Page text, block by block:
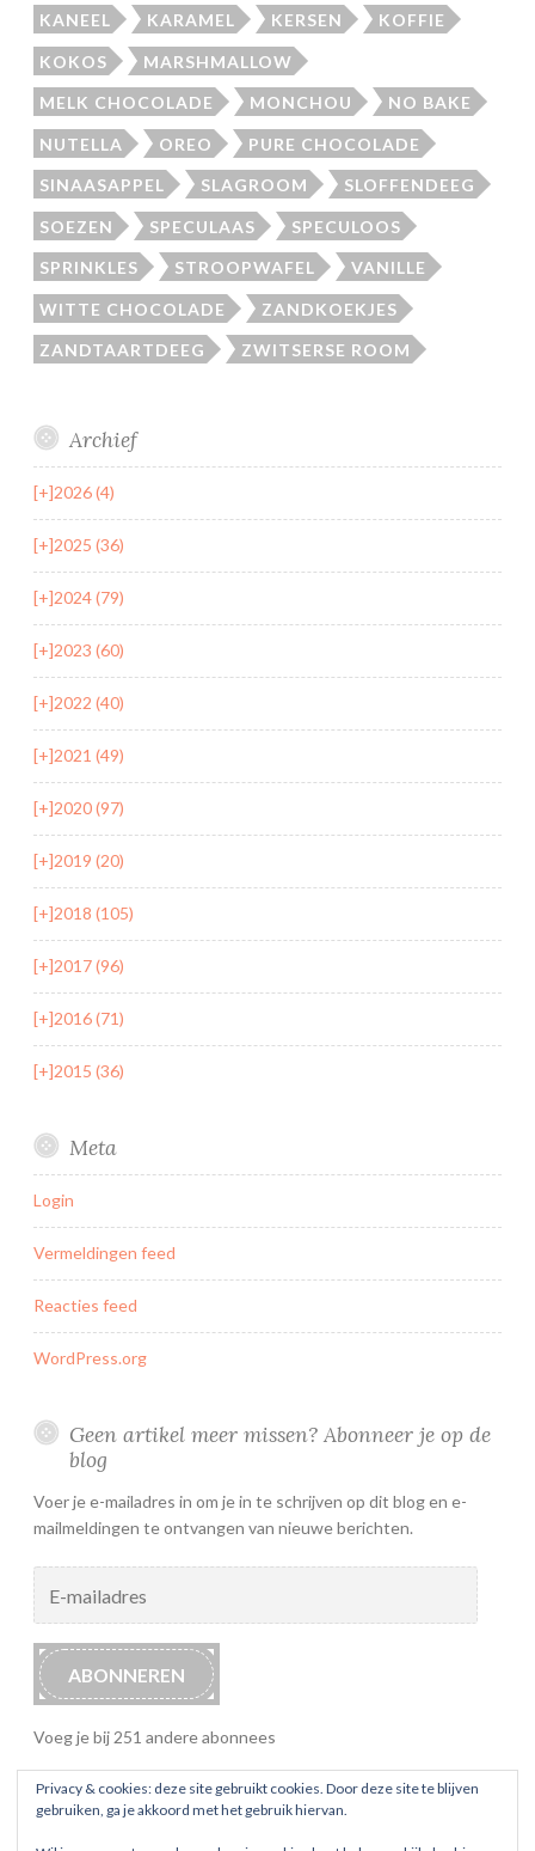
KANEEL KARAMEL KERSEN KOFFIE
KOKOS MARSHMALLOW
MELK CHOCOLADE MONCHOU NO BAKE
NUTELLA OREO PURE CHOCOLADE
SINAASAPPEL SLAGROOM SLOFFENDEEG
SOEZEN SPECULAAS SPECULOOS
SPRINKLES STROOPWAFEL VANILLE
WITTE CHOCOLADE ZANDKOEKJES
ZANDTAARTDEEG ZWITSERSE ROOM
Archief
[+]2026 (4)
[+]2025 (36)
[+]2024 (79)
[+]2023 (60)
[+]2022 (40)
[+]2021 (49)
[+]2020 (97)
[+]2019 (20)
[+]2018 (105)
[+]2017 (96)
[+]2016 (71)
[+]2015 (36)
Meta
Login
Vermeldingen feed
Reacties feed
WordPress.org
Geen artikel meer missen? Abonneer je op de
blog
Voer je e-mailadres in om je in te schrijven op dit blog en e-
mailmeldingen te ontvangen van nieuwe berichten.
mailadres
ABONNEREN
Voeg je bij 251 andere abonnees
Privacy & cookies: deze site gebruikt cookies. Door deze site te blijven
gebruiken, ga je akkoord met het gebruik hiervan.